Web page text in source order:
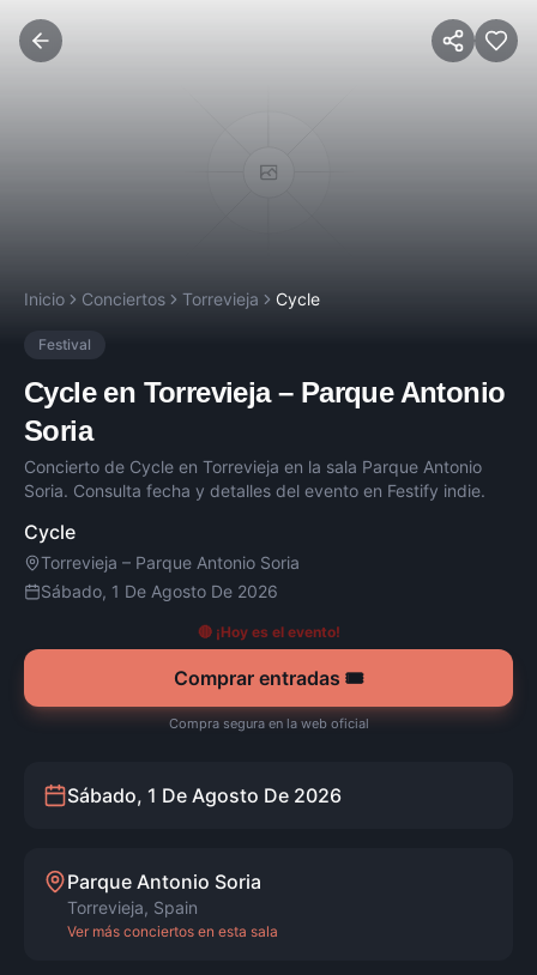
Inicio Conciertos Torrevieja Cycle
Festival
Cycleen Torrevieja– Parque Antonio
Soria
Concierto de Cycle en Torrevieja en la sala Parque Antonio
Soria. Consulta fecha y detalles del evento en Festify indie.
Cycle
Torrevieja – Parque Antonio Soria
Sábado, 1 De Agosto De 2026
🔴 ¡Hoy es el evento!
Comprar entradas 🎟️
Compra segura en la web oficial
Sábado, 1 De Agosto De 2026
Parque Antonio Soria
Torrevieja, Spain
Ver más conciertos en esta sala